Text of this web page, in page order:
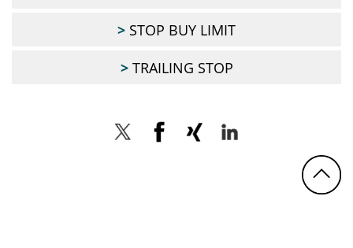
STOP BUY LIMIT
TRAILING STOP